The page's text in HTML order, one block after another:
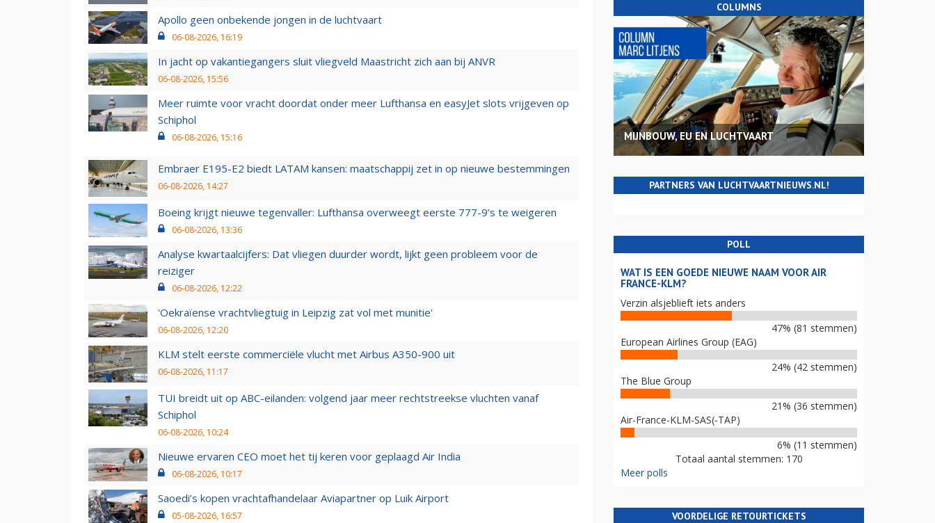
Apollo geen onbekende jongen in de luchtvaart
06-08-2026, 16:19
In jacht op vakantiegangers sluit vliegveld Maastricht zich aan bij ANVR
06-08-2026, 15:56
Meer ruimte voor vracht doordat onder meer Lufthansa en easyJet slots vrijgeven op
Schiphol
06-08-2026, 15:16
Embraer E195-E2 biedt LATAM kansen: maatschappij zet in op nieuwe bestemmingen
06-08-2026, 14:27
Boeing krijgt nieuwe tegenvaller: Lufthansa overweegt eerste 777-9’s te weigeren
06-08-2026, 13:36
Analyse kwartaalcijfers: Dat vliegen duurder wordt, lijkt geen probleem voor de
reiziger
06-08-2026, 12:22
'Oekraïense vrachtvliegtuig in Leipzig zat vol met munitie'
06-08-2026, 12:20
KLM stelt eerste commerciële vlucht met Airbus A350-900 uit
06-08-2026, 11:17
TUI breidt uit op ABC-eilanden: volgend jaar meer rechtstreekse vluchten vanaf
Schiphol
06-08-2026, 10:24
Nieuwe ervaren CEO moet het tij keren voor geplaagd Air India
06-08-2026, 10:17
Saoedi’s kopen vrachtafhandelaar Aviapartner op Luik Airport
05-08-2026, 16:57
COLUMNS
MIJNBOUW, EU EN LUCHTVAART
PARTNERS VAN LUCHTVAARTNIEUWS.NL!
POLL
WAT IS EEN GOEDE NIEUWE NAAM VOOR AIR
FRANCE-KLM?
Verzin alsjeblieft iets anders
47% (81 stemmen)
European Airlines Group (EAG)
24% (42 stemmen)
The Blue Group
21% (36 stemmen)
Air-France-KLM-SAS(-TAP)
6% (11 stemmen)
Totaal aantal stemmen: 170
Meer polls
VOORDELIGE RETOURTICKETS